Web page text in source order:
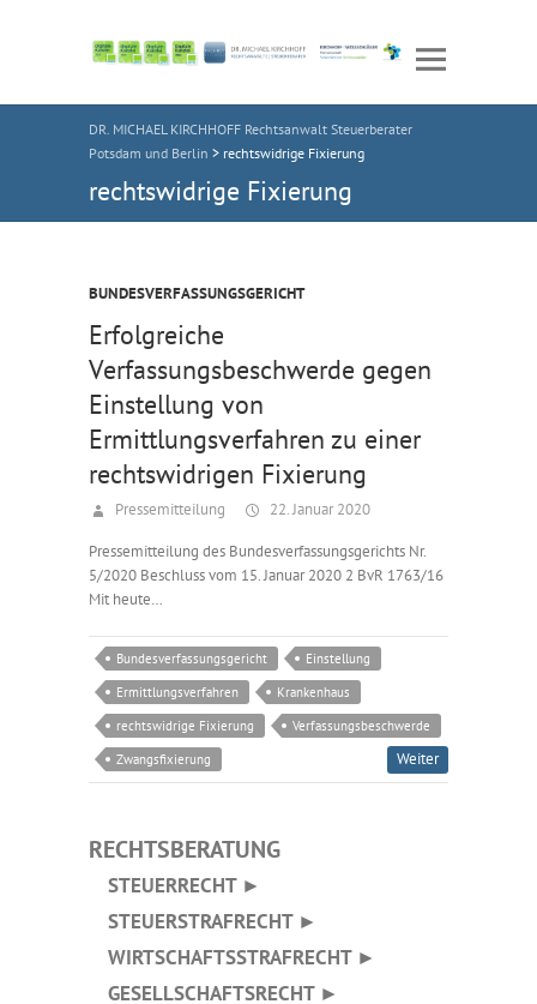
DR. MICHAEL KIRCHHOFF Rechtsanwalt Steuerberater
Potsdam und Berlin > rechtswidrige Fixierung
rechtswidrige Fixierung
BUNDESVERFASSUNGSGERICHT
Erfolgreiche
Verfassungsbeschwerde gegen
Einstellung von
Ermittlungsverfahren zu einer
rechtswidrigen Fixierung
Pressemitteilung 22. Januar 2020
Pressemitteilung des Bundesverfassungsgerichts Nr.
5/2020 Beschluss vom 15. Januar 2020 2 BvR 1763/16
Mit heute…
Bundesverfassungsgericht
Einstellung
Ermittlungsverfahren
Krankenhaus
rechtswidrige Fixierung
Verfassungsbeschwerde
Zwangsfixierung
Weiter
RECHTSBERATUNG
STEUERRECHT ►
STEUERSTRAFRECHT ►
WIRTSCHAFTSSTRAFRECHT ►
GESELLSCHAFTSRECHT ►